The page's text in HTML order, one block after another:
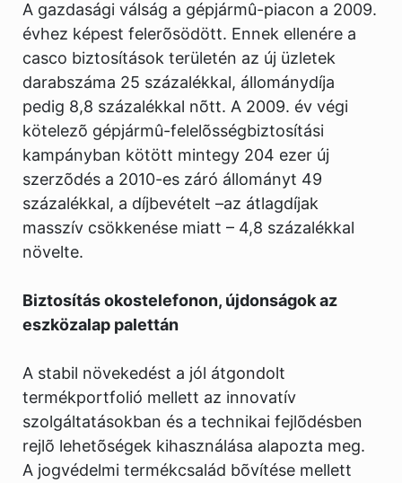
A gazdasági válság a gépjármû-piacon a 2009.
évhez képest felerõsödött. Ennek ellenére a
casco biztosítások területén az új üzletek
darabszáma 25 százalékkal, állománydíja
pedig 8,8 százalékkal nõtt. A 2009. év végi
kötelezõ gépjármû-felelõsségbiztosítási
kampányban kötött mintegy 204 ezer új
szerzõdés a 2010-es záró állományt 49
százalékkal, a díjbevételt –az átlagdíjak
masszív csökkenése miatt – 4,8 százalékkal
növelte.
Biztosítás okostelefonon, újdonságok az
eszközalap palettán
A stabil növekedést a jól átgondolt
termékportfolió mellett az innovatív
szolgáltatásokban és a technikai fejlõdésben
rejlõ lehetõségek kihasználása alapozta meg.
A jogvédelmi termékcsalád bõvítése mellett